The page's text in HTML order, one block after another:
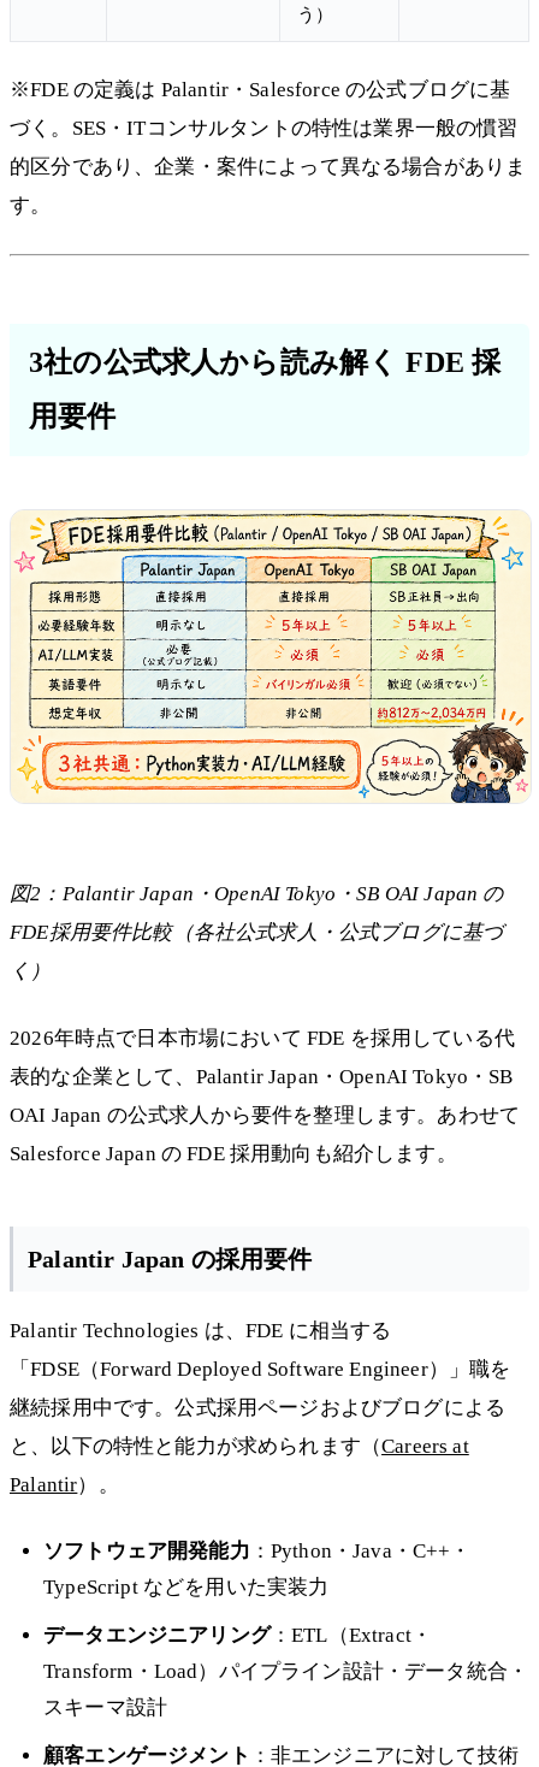
う）
※FDE の定義は Palantir・Salesforce の公式ブログに基
づく。SES・ITコンサルタントの特性は業界一般の慣習
的区分であり、企業・案件によって異なる場合がありま
す。
3社の公式求人から読み解く FDE 採
用要件
図2：Palantir Japan・OpenAI Tokyo・SB OAI Japan の
FDE採用要件比較（各社公式求人・公式ブログに基づ
く）
2026年時点で日本市場において FDE を採用している代
表的な企業として、Palantir Japan・OpenAI Tokyo・SB
OAI Japan の公式求人から要件を整理します。あわせて
Salesforce Japan の FDE 採用動向も紹介します。
Palantir Japan の採用要件
Palantir Technologies は、FDE に相当する
「FDSE（Forward Deployed Software Engineer）」職を
継続採用中です。公式採用ページおよびブログによる
と、以下の特性と能力が求められます（Careers at
Palantir）。
ソフトウェア開発能力 ：Python・Java・C++・
TypeScript などを用いた実装力
データエンジニアリング：ETL（Extract・
Transform・Load）パイプライン設計・データ統合・
スキーマ設計
顧客エンゲージメント ：非エンジニアに対して技術